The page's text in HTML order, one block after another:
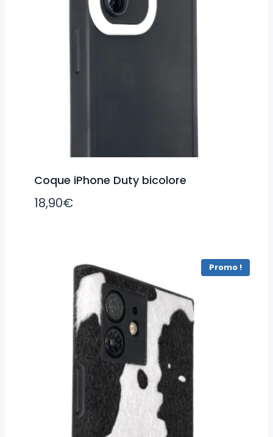
Coque iPhone Duty bicolore
18,90€
Promo !